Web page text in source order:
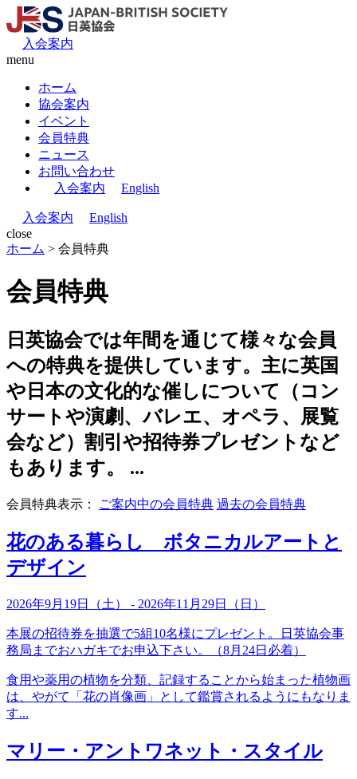
入会案内
menu
ホーム
協会案内
イベント
会員特典
ニュース
お問い合わせ
入会案内
English
入会案内
English
close
ホーム > 会員特典
会員特典
日英協会では年間を通じて様々な会員
への特典を提供しています。主に英国
や日本の文化的な催しについて（コン
サートや演劇、バレエ、オペラ、展覧
会など）割引や招待券プレゼントなど
もあります。 ...
会員特典表示： ご案内中の会員特典 過去の会員特典
花のある暮らし ボタニカルアートと
デザイン
2026年9月19日（土） - 2026年11月29日（日）
本展の招待券を抽選で5組10名様にプレゼント。日英協会事
務局までおハガキでお申込下さい。（8月24日必着）
食用や薬用の植物を分類、記録することから始まった植物画
は、やがて「花の肖像画」として鑑賞されるようにもなりま
す...
マリー・アントワネット・スタイル